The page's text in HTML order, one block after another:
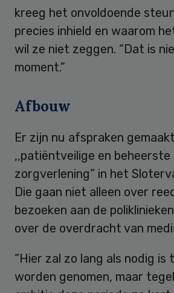
kreeg het onvoldoende
precies inhield en waarom
wil ze niet zeggen. “Dat is
moment.”
Afbouw
Er zijn nu afspraken
,,patiëntveilige en
zorgverlening” in het
Die gaan niet alleen over
bezoeken aan de
over de overdracht van
“Hier zal zo lang als nodig is
worden genomen, maar